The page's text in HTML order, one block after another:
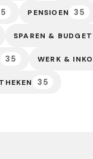
PENSIOEN 35
SPAREN &
35 WERK &
35